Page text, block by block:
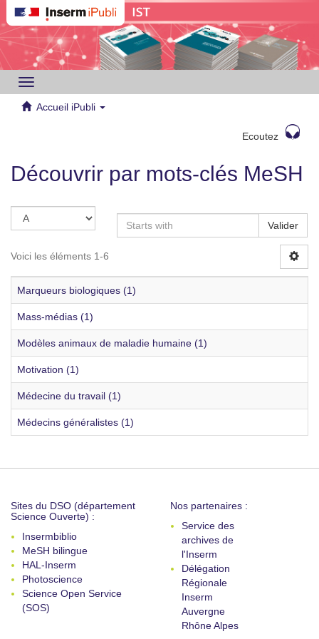
Toggle
navigation
Accueil iPubli
Ecoutez
Découvrir par mots-clés MeSH
Valider
Voici les éléments 1-6
Marqueurs biologiques (1)
Mass-médias (1)
Modèles animaux de maladie humaine (1)
Motivation (1)
Médecine du travail (1)
Médecins généralistes (1)
Sites du DSO (département
Science Ouverte) :
Insermbiblio
MeSH bilingue
HAL-Inserm
Photoscience
Science Open Service
(SOS)
Nos partenaires :
Service des
archives de
l'Inserm
Délégation
Régionale
Inserm
Auvergne
Rhône Alpes